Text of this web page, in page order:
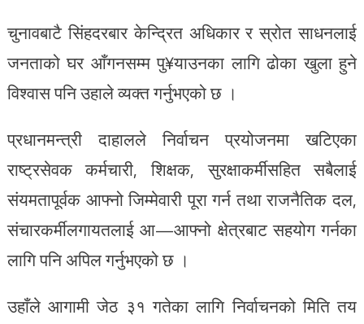
चुनावबाटै सिंहदरबार केन्द्रित अधिकार र स्रोत साधनलाई
जनताको घर आँगनसम्म पु¥याउनका लागि ढोका खुला हुने
विश्वास पनि उहाले व्यक्त गर्नुभएको छ ।
प्रधानमन्त्री दाहालले निर्वाचन प्रयोजनमा खटिएका
राष्ट्रसेवक कर्मचारी, शिक्षक, सुरक्षाकर्मीसहित सबैलाई
संयमतापूर्वक आफ्नो जिम्मेवारी पूरा गर्न तथा राजनैतिक दल,
संचारकर्मीलगायतलाई आ—आफ्नो क्षेत्रबाट सहयोग गर्नका
लागि पनि अपिल गर्नुभएको छ ।
उहाँले आगामी जेठ ३१ गतेका लागि निर्वाचनको मिति तय